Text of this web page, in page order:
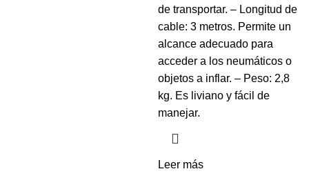
de transportar. – Longitud de
cable: 3 metros. Permite un
alcance adecuado para
acceder a los neumáticos o
objetos a inflar. – Peso: 2,8
kg. Es liviano y fácil de
manejar.
Leer más